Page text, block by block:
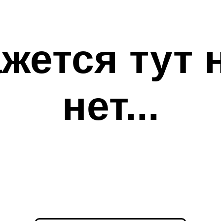
тут
нет...